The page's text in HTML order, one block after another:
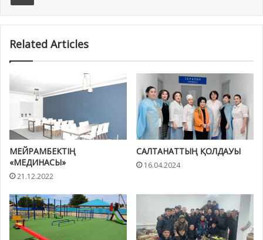
Related Articles
МЕЙРАМБЕКТІҢ
«МЕДИНАСЫ»
21.12.2022
САЛТАНАТТЫҢ ҚОЛДАУЫ
16.04.2024